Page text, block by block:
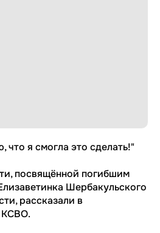
что я смогла это сделать!"
посвящённой погибшим
Шербакульского
рассказали в
КСВО.